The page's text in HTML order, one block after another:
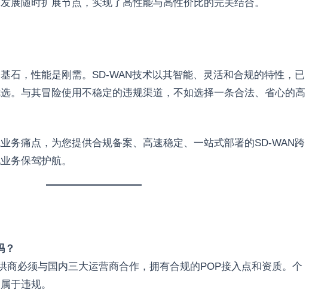
展随时扩展节点，实现了高性能与高性价比的完美结合。
石，性能是刚需。SD-WAN技术以其智能、灵活和合规的特性，已
。与其冒险使用不稳定的违规渠道，不如选择一条合法、省心的高
务痛点，为您提供合规备案、高速稳定、一站式部署的SD-WAN跨
务保驾护航。
？
商必须与国内三大运营商合作，拥有合规的POP接入点和资质。个
于违规。